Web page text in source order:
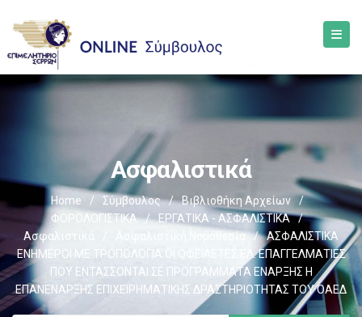
Ασφαλιστικά
Home / Σύμβουλος / Βιβλιοθήκη Αρχείων
/
ΦΟΡΟΛΟΓΙΣΤΙΚΑ
/ ΕΡΓΑΤΙΚΑ - ΑΣΦΑΛΙΣΤΙΚΑ
/
Ασφαλιστικά
Ασφαλιστική Νομοθεσία /
ΑΣΦΑΛΙΣΤΙΚΑ
ΕΝΗΜΕΡΟΙ ΜΕ ΤΡΟΠΟΛΟΓΙΑ ΟΙ ΟΦΕΙΛΕΤΕΣ ΕΛ. ΕΠΑΓΓΕΛΜΑΤΙΕΣ
ΠΟΥ ΕΝΤΑΣΣΟΝΤΑΙ ΣΕ ΠΡΟΓΡΑΜΜΑΤΑ ΕΝΑΡΞΗΣ Η
ΕΠΑΝΕΝΑΡΞΗΣ ΕΠΙΧΕΙΡΗΜΑΤΙΚΗΣ ΔΡΑΣΤΗΡΙΟΤΗΤΑΣ ΤΟΥ ΟΑΕΔ